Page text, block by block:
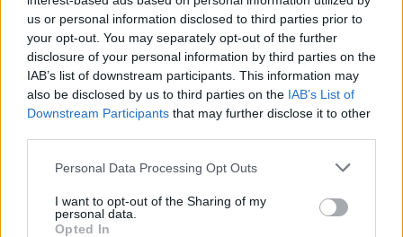
us or personal information disclosed to third parties prior to
your opt-out. You may separately opt-out of the further
disclosure of your personal information by third parties on the
IAB’s list of downstream participants. This information may
also be disclosed by us to third parties on the IAB’s List of
Downstream Participants that may further disclose it to other
Personal Data Processing Opt Outs
I want to opt-out of the Sharing of my
personal data.
Opted In
ΔΙΑΤΡΟΦΗ 07 Αυγούστου 2026 19:06
Κεχρί: Πώς μια ενισχυμένη ποικιλία μπορεί να
«γεμίσει» σίδηρο τα παιδιά, χωρίς παρενέργειες